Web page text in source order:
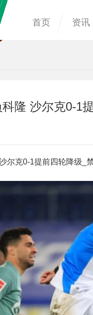
首页 资讯
隆 沙尔克0-1
尔克0-1提前四轮降级_